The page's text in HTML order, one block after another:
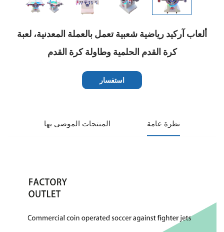
ألعاب آركيد رياضية شعبية تعمل بالعملة المعدنية، لعبة
كرة القدم الحلمية وطاولة كرة القدم
استفسار
نظرة عامة المنتجات الموصى بها